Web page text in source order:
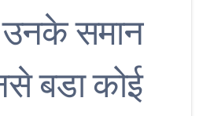
समान
बडा कोई